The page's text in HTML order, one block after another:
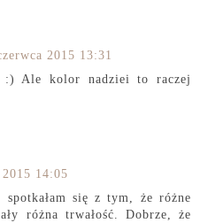
2015 13:31
:) Ale kolor nadziei to raczej
14:05
się z tym, że różne
różna trwałość. Dobrze, że